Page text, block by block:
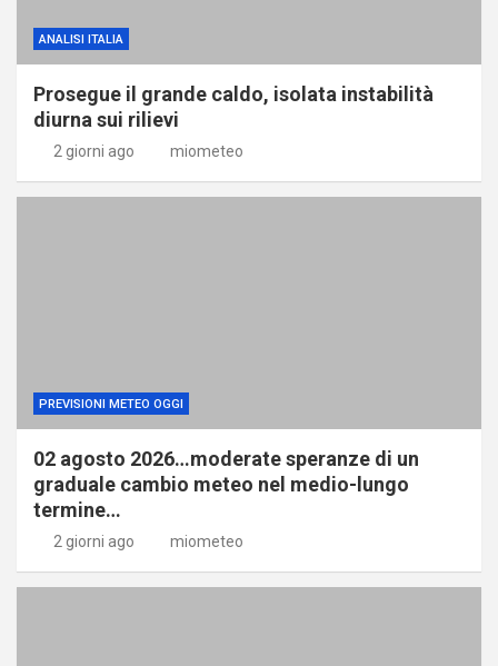
ANALISI ITALIA
Prosegue il grande caldo, isolata instabilità
diurna sui rilievi
2 giorni ago miometeo
PREVISIONI METEO OGGI
02 agosto 2026…moderate speranze di un
graduale cambio meteo nel medio-lungo
termine…
2 giorni ago miometeo